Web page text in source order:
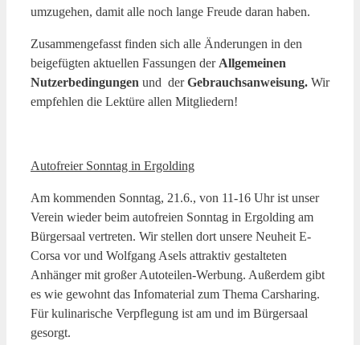
umzugehen, damit alle noch lange Freude daran haben.
Zusammengefasst finden sich alle Änderungen in den
beigefügten aktuellen Fassungen der Allgemeinen
Nutzerbedingungen und derGebrauchsanweisung. Wir
empfehlen die Lektüre allen Mitgliedern!
Autofreier Sonntag in Ergolding
Am kommenden Sonntag, 21.6., von 11-16 Uhr ist unser
Verein wieder beim autofreien Sonntag in Ergolding am
Bürgersaal vertreten. Wir stellen dort unsere Neuheit E-
Corsa vor und Wolfgang Asels attraktiv gestalteten
Anhänger mit großer Autoteilen-Werbung. Außerdem gibt
es wie gewohnt das Infomaterial zum Thema Carsharing.
Für kulinarische Verpflegung ist am und im Bürgersaal
gesorgt.